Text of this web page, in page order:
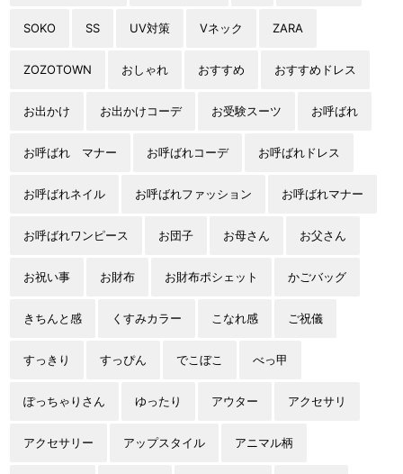
SOKO SS UV対策 Vネック ZARA
ZOZOTOWN おしゃれ おすすめ おすすめドレス
お出かけ お出かけコーデ お受験スーツ お呼ばれ
お呼ばれ マナー お呼ばれコーデ お呼ばれドレス
お呼ばれネイル お呼ばれファッション お呼ばれマナー
お呼ばれワンピース お団子 お母さん お父さん
お祝い事 お財布 お財布ポシェット かごバッグ
きちんと感 くすみカラー こなれ感 ご祝儀
すっきり すっぴん でこぼこ べっ甲
ぽっちゃりさん ゆったり アウター アクセサリ
アクセサリー アップスタイル アニマル柄